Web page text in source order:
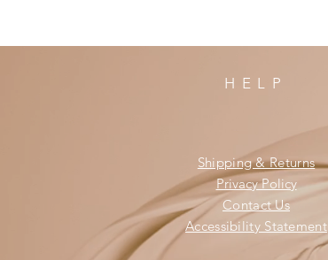
HELP
Shipping & Returns
Privacy Policy
Contact Us
Accessibility Statement